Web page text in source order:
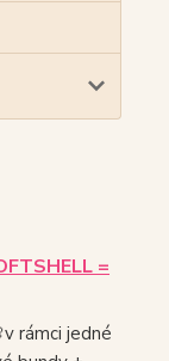
=
rámci jedné